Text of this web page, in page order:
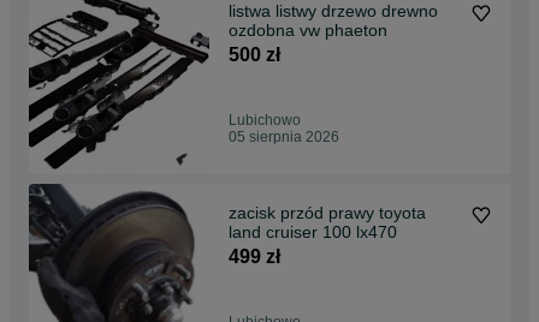
listwa listwy drzewo drewno
ozdobna vw phaeton
500 zł
Lubichowo
05 sierpnia 2026
zacisk przód prawy toyota
land cruiser 100 lx470
499 zł